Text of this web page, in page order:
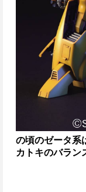
の頃のゼータ系
カトキのバラン